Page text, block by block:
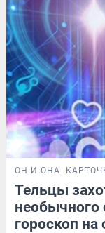
ОН И ОНА
Тельцы
гороскоп на